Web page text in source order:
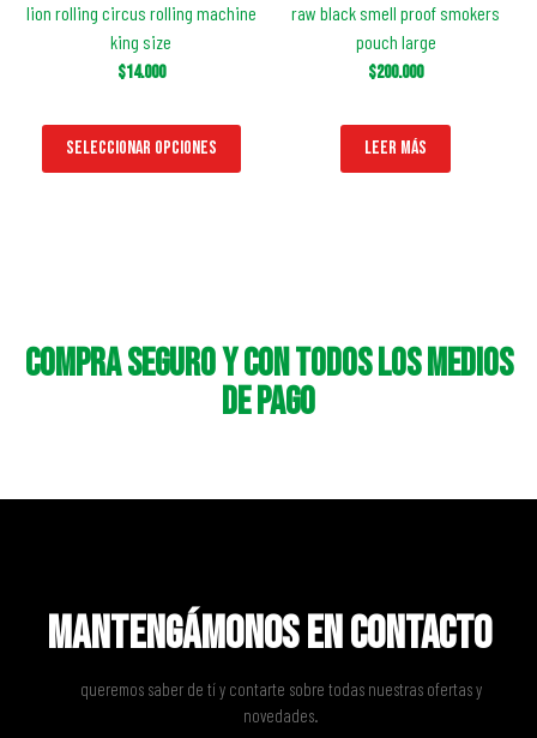
lion rolling circus rolling machine
king size
$14.000
Seleccionar opciones
raw black smell proof smokers
pouch large
$200.000
Leer más
Compra seguro y con todos los medios
de pago
Mantengámonos en contacto
queremos saber de tí y contarte sobre todas nuestras ofertas y
novedades.